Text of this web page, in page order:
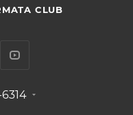
CLUB